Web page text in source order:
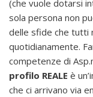
(che vuole dotarsi
sola persona non
delle sfide che tutti
quotidianamente.
competenze di
profilo REALE è
che ci arrivano via